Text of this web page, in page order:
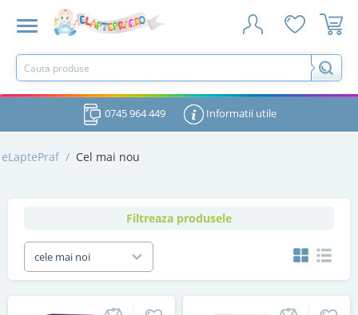
0745 964 449 Informatii utile
eLaptePraf / Cel mai nou
Filtreaza produsele
cele mai noi